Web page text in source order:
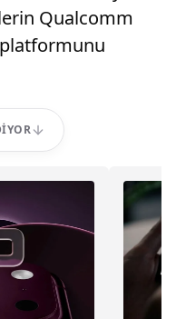
Qualcomm